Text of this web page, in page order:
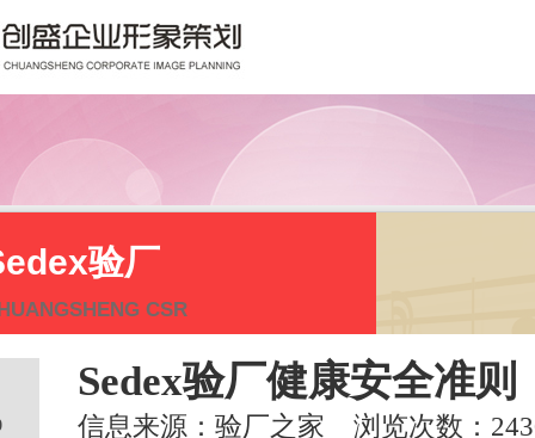
验厂
CSR
Sedex验厂健康安全准则
信息来源：验厂之家 浏览次数：